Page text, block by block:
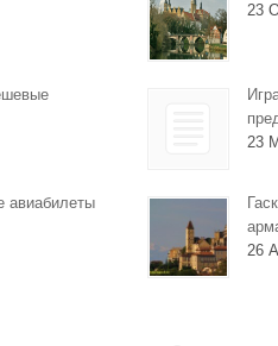
авиабилеты
23
23
26